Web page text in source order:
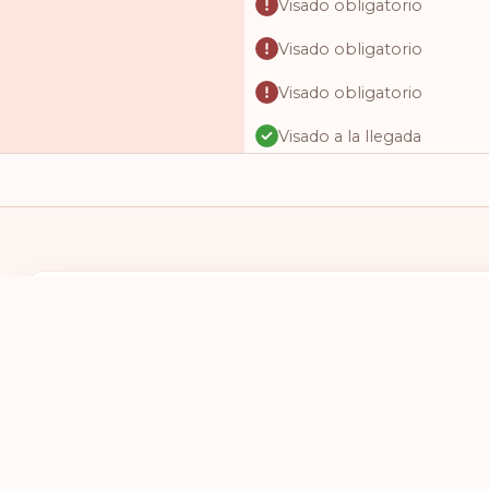
Visado obligatorio
Visado obligatorio
Visado obligatorio
Visado a la llegada